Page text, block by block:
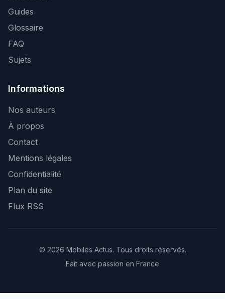
Guides
Glossaire
FAQ
Sujets
Informations
Nos auteurs
À propos
Contact
Mentions légales
Confidentialité
Plan du site
Flux RSS
© 2026 Mobiles Actus. Tous droits réservés.
Fait avec passion en France